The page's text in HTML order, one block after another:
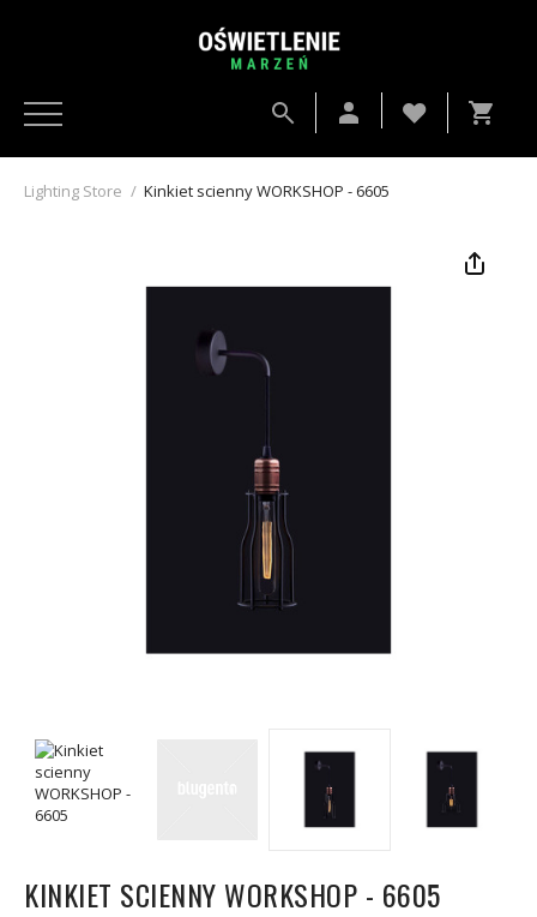
Lighting Store / Kinkiet scienny WORKSHOP - 6605
KINKIET SCIENNY WORKSHOP - 6605